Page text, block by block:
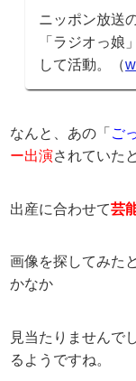
ニッポン放送
「ラジオっ娘
して活動。（
なんと、あの「 ご
ー出演されていた
出産に合わせて芸
画像を探してみた
かなか
見当たりませんで
るようですね。